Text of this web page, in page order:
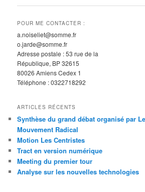
v
i
a
t
i
o
n
e
a
r
t
i
c
l
POUR ME CONTACTER :
a.noiseliet@somme.fr
o.jarde@somme.fr
Adresse postale : 53 rue de la
République, BP 32615
80026 Amiens Cedex 1
Téléphone : 0322718292
ARTICLES RÉCENTS
Synthèse du grand débat organisé par
Mouvement Radical
Motion Les Centristes
Tract en version numérique
Meeting du premier tour
Analyse sur les nouvelles technologies